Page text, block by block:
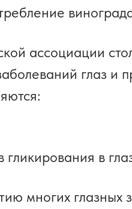
ассоциации
глаз
в
многих